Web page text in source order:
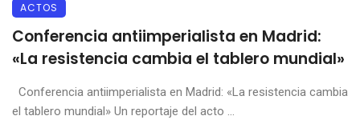
ACTOS
Conferencia antiimperialista en Madrid:
«La resistencia cambia el tablero mundial»
Conferencia antiimperialista en Madrid: «La resistencia cambia
el tablero mundial» Un reportaje del acto ...